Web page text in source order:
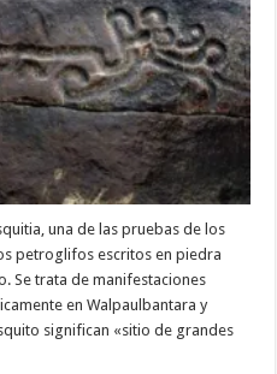
una de las pruebas de los
petroglifos escritos en piedra
Se trata de manifestaciones
en Walpaulbantara y
significan «sitio de grandes